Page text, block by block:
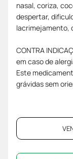
nasal, coriza,
despertar,
lacrimejamento,
CONTRA
em caso de
Este
grávidas sem